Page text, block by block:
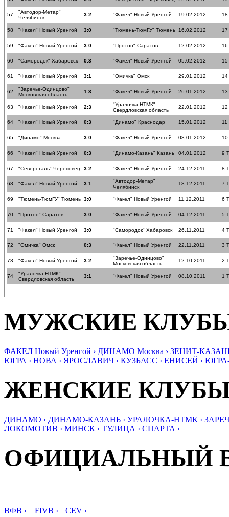
57
"Автодор-Метар"
Челябинск
3:2 "Факел" Новый Уренгой 19.02.2012 18
58 "Факел" Новый Уренгой 3:0 "Тюмень-ТюмГУ" Тюмень 16.02.2012 17
59 "Факел" Новый Уренгой 3:0 "Протон" Саратов 12.02.2012 16
60 "Самородок" Хабаровск 0:3 "Факел" Новый Уренгой 05.02.2012 15
61 "Факел" Новый Уренгой 3:1 "Омичка" Омск 29.01.2012 14
62
"Заречье-Одинцово"
Московская область
1:3 "Факел" Новый Уренгой 26.01.2012 13
63 "Факел" Новый Уренгой 2:3
"Уралочка-НТМК"
Свердловская область
22.01.2012 12
64 "Факел" Новый Уренгой 0:3 "Динамо" Краснодар 15.01.2012 11
65 "Динамо" Москва 3:0 "Факел" Новый Уренгой 08.01.2012 10
66 "Факел" Новый Уренгой 0:3 "Динамо-Казань" Казань 04.01.2012 9
67 "Северсталь" Череповец 3:2 "Факел" Новый Уренгой 24.12.2011 8
68 "Факел" Новый Уренгой 3:1
"Автодор-Метар"
Челябинск
18.12.2011 7
69 "Тюмень-ТюмГУ" Тюмень 3:0 "Факел" Новый Уренгой 11.12.2011 6
70 "Протон" Саратов 3:0 "Факел" Новый Уренгой 04.12.2011 5
71 "Факел" Новый Уренгой 3:0 "Самородок" Хабаровск 26.11.2011 4
72 "Омичка" Омск 0:3 "Факел" Новый Уренгой 22.11.2011 3
73 "Факел" Новый Уренгой 3:2
"Заречье-Одинцово"
Московская область
12.10.2011 2
74
"Уралочка-НТМК"
Свердловская область
3:1 "Факел" Новый Уренгой 08.10.2011 1
МУЖСКИЕ
ФАКЕЛ Новый Уренгой › ДИНАМО Москва › ЗЕНИТ-
ЮГРА › НОВА › ЯРОСЛАВИЧ › КУЗБАСС › ЕНИСЕЙ ›
ЖЕНСКИЕ
ДИНАМО › ДИНАМО-КАЗАНЬ › УРАЛОЧКА-НТМК ›
ЛОКОМОТИВ › МИНСК › ТУЛИЦА › СПАРТА ›
ОФИЦИАЛЬНЫЙ
ВФВ › FIVB › CEV ›